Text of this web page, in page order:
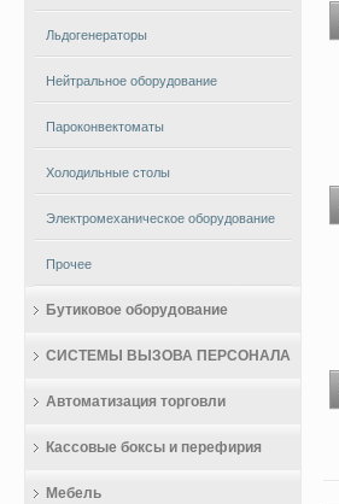
Льдогенераторы
Нейтральное оборудование
Пароконвектоматы
Холодильные столы
Электромеханическое оборудование
Прочее
Бутиковое оборудование
СИСТЕМЫ ВЫЗОВА ПЕРСОНАЛА
Автоматизация торговли
Кассовые боксы и перефирия
Мебель